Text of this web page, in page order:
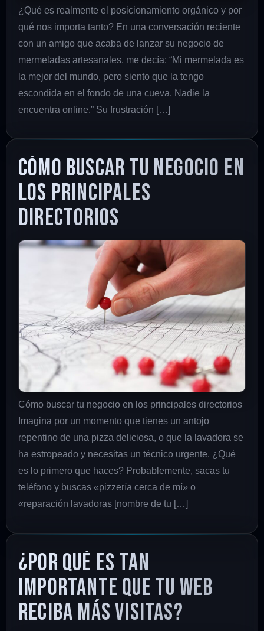
¿Qué es realmente el posicionamiento orgánico y por
qué nos importa tanto? En una conversación reciente
con un amigo que acaba de lanzar su negocio de
mermeladas artesanales, me decía: “Mi mermelada es
la mejor del mundo, pero siento que la tengo
escondida en el fondo de una cueva. Nadie la
encuentra online.” Su frustración […]
Cómo buscar tu negocio en
los principales
directorios
Cómo buscar tu negocio en los principales directorios
Imagina por un momento que tienes un antojo
repentino de una pizza deliciosa, o que la lavadora se
ha estropeado y necesitas un técnico urgente. ¿Qué
es lo primero que haces? Probablemente, sacas tu
teléfono y buscas «pizzería cerca de mí» o
«reparación lavadoras [nombre de tu […]
¿Por Qué Es Tan
Importante que Tu Web
Reciba Más Visitas?